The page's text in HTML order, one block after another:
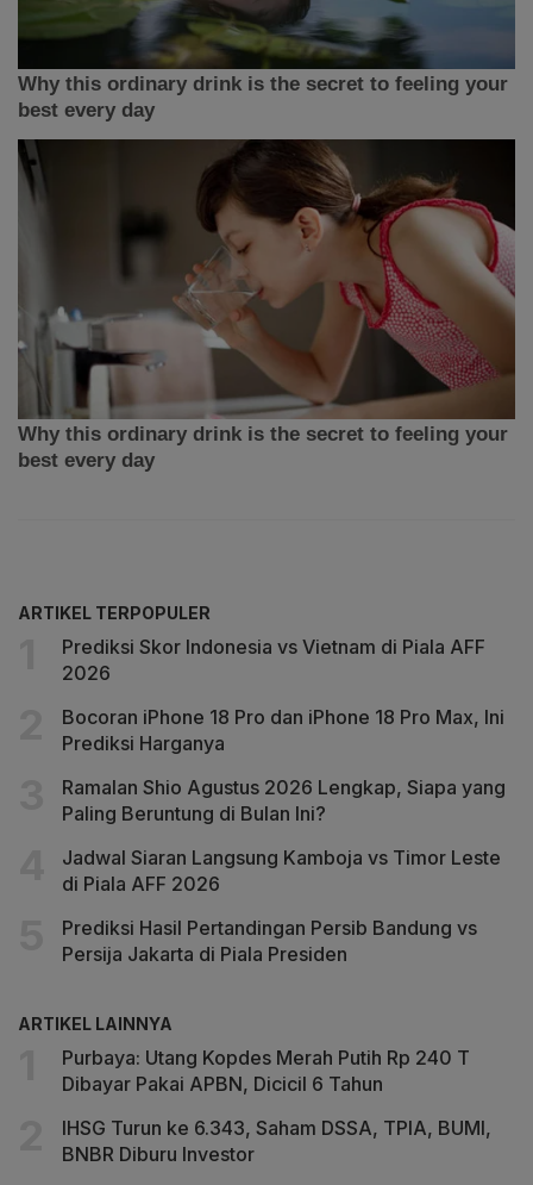
ARTIKEL TERPOPULER
Prediksi Skor Indonesia vs Vietnam di Piala AFF
2026
Bocoran iPhone 18 Pro dan iPhone 18 Pro Max, Ini
Prediksi Harganya
Ramalan Shio Agustus 2026 Lengkap, Siapa yang
Paling Beruntung di Bulan Ini?
Jadwal Siaran Langsung Kamboja vs Timor Leste
di Piala AFF 2026
Prediksi Hasil Pertandingan Persib Bandung vs
Persija Jakarta di Piala Presiden
ARTIKEL LAINNYA
Purbaya: Utang Kopdes Merah Putih Rp 240 T
Dibayar Pakai APBN, Dicicil 6 Tahun
IHSG Turun ke 6.343, Saham DSSA, TPIA, BUMI,
BNBR Diburu Investor